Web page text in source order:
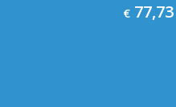
€77,73